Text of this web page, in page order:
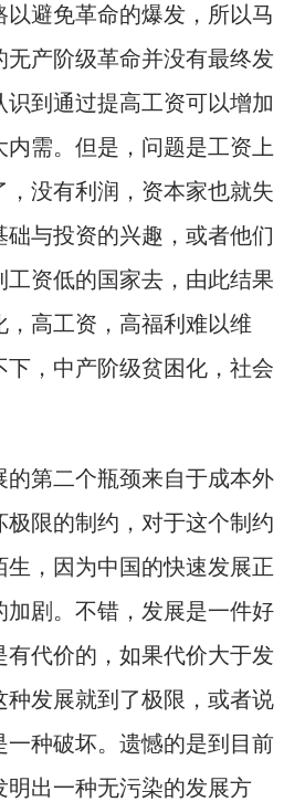
以避免革命的爆发，所以马
无产阶级革命并没有最终发
到通过提高工资可以增加
需。但是，问题是工资上
，没有利润，资本家也就失
与投资的兴趣，或者他们
工资低的国家去，由此结果
，高工资，高福利难以维
下，中产阶级贫困化，社会
的第二个瓶颈来自于成本外
极限的制约，对于这个制约
生，因为中国的快速发展正
加剧。不错，发展是一件好
有代价的，如果代价大于发
种发展就到了极限，或者说
一种破坏。遗憾的是到目前
明出一种无污染的发展方